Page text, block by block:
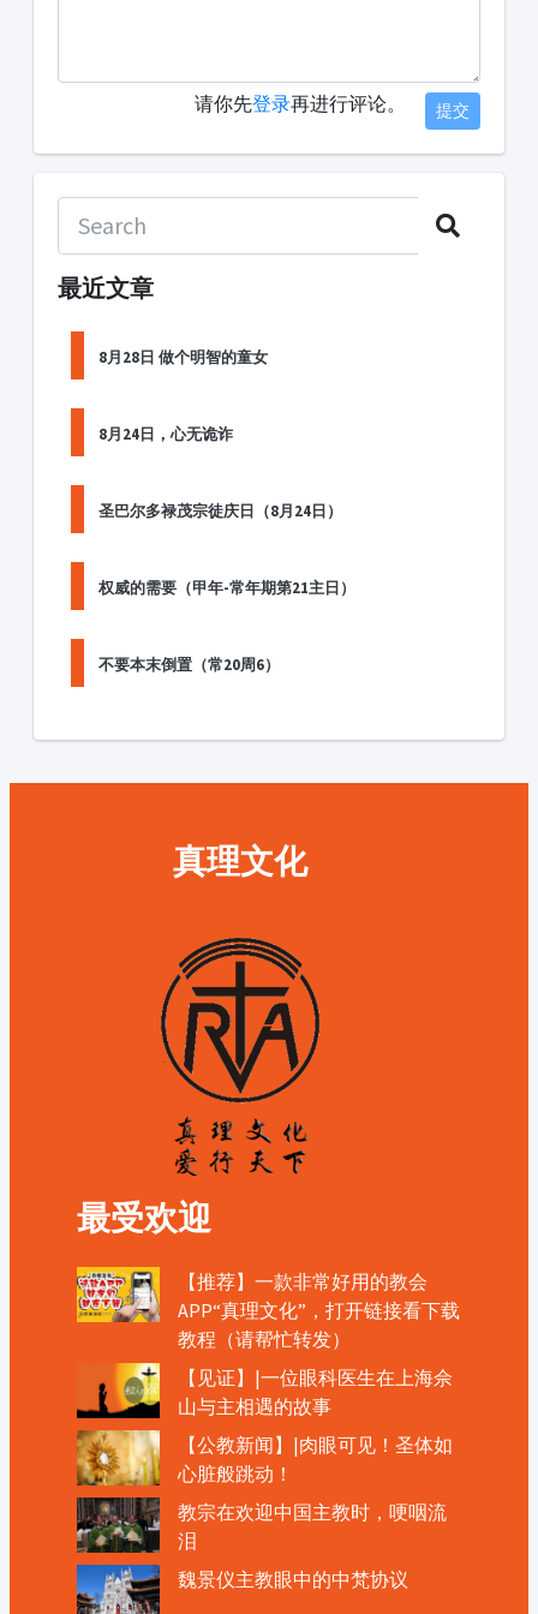
请你先登录再进行评论。 提交
最近文章
8月28日 做个明智的童女
8月24日，心无诡诈
圣巴尔多禄茂宗徒庆日（8月24日）
权威的需要（甲年-常年期第21主日）
不要本末倒置（常20周6）
真理文化
最受欢迎
【推荐】一款非常好用的教会
APP“真理文化”，打开链接看下载
教程（请帮忙转发）
【见证】|一位眼科医生在上海佘
山与主相遇的故事
【公教新闻】|肉眼可见！圣体如
心脏般跳动！
教宗在欢迎中国主教时，哽咽流
泪
魏景仪主教眼中的中梵协议